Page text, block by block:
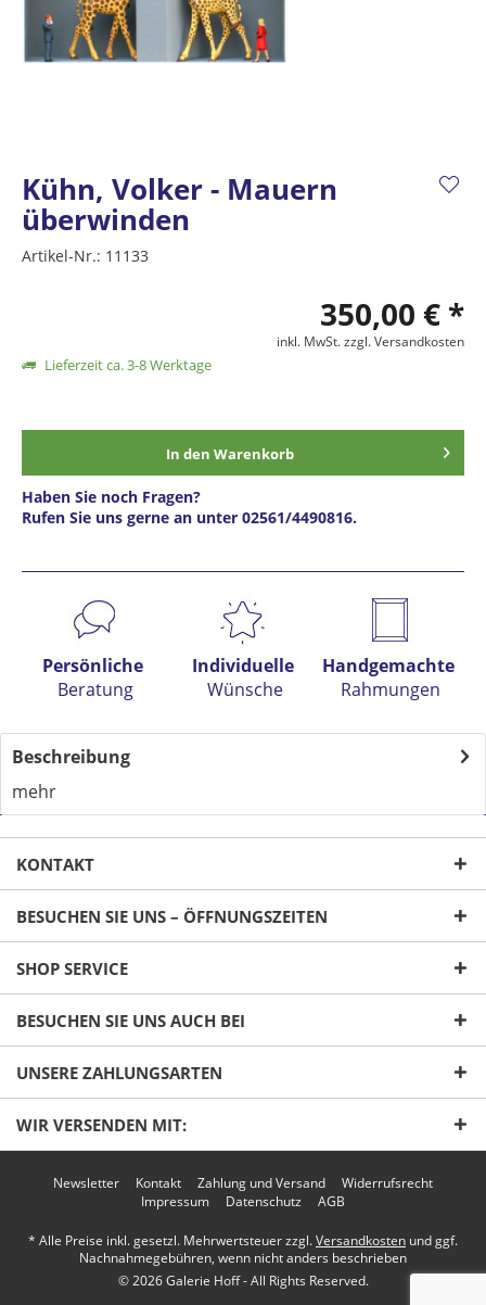
Kühn, Volker - Mauern
überwinden
Artikel-Nr.: 11133
350,00 € *
inkl. MwSt.zzgl. Versandkosten
Lieferzeit ca. 3-8 Werktage
In den Warenkorb
Haben Sie noch Fragen?
Rufen Sie uns gerne an unter 02561/4490816.
Preis anfragen
Ich habe dieDatenschutzerklärunggelesen,
verstanden und stimme zu. *
Senden
Persönliche
Beratung
Individuelle
Wünsche
Handgemachte
Rahmungen
Beschreibung
mehr
KONTAKT
BESUCHEN SIE UNS – ÖFFNUNGSZEITEN
SHOP SERVICE
BESUCHEN SIE UNS AUCH BEI
UNSERE ZAHLUNGSARTEN
WIR VERSENDEN MIT:
Newsletter Kontakt Zahlung und Versand
Widerrufsrecht
Impressum
Datenschutz AGB
* Alle Preise inkl. gesetzl. Mehrwertsteuer zzgl.Versandkosten und ggf.
Nachnahmegebühren, wenn nicht anders beschrieben
© 2026 Galerie Hoff - All Rights Reserved.